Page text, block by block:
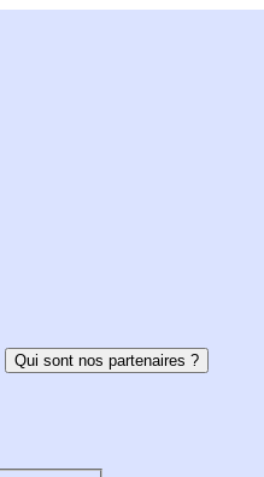
Qui sont nos partenaires ?